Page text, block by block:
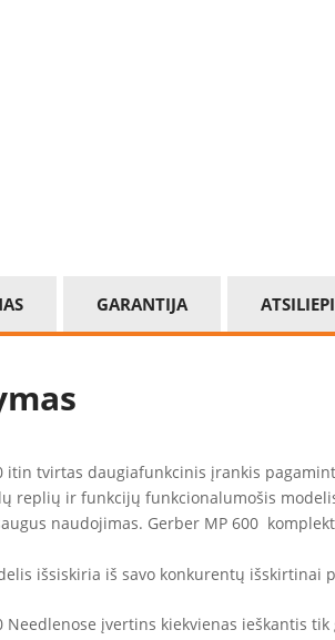
GARANTIJA
itin tvirtas daugiafunkcinis įrankis
replių ir funkcijų funkcionalumošis
naudojimas. Gerber MP 600
išsiskiria iš savo konkurentų
Needlenose įvertins kiekvienas ieškantis tik